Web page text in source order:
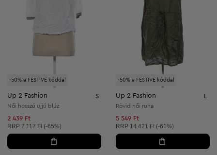
-50% a FESTIVE kóddal
Up 2 Fashion S
Női hosszú ujjú blúz
2 439 Ft
Ajánlott ár:
RRP 7 117 Ft (-65%)
-50% a FESTIVE kóddal
Up 2 Fashion
Rövid női ruha
5 549 Ft
Ajánlott ár:
RRP 14 421 Ft (-61%)